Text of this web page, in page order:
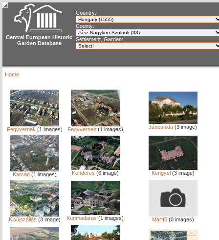
Central European Historic
Garden Database
Country:
County:
Settlement, Garden:
Home
Fegyvernek (1 images) Fegyvernek (1 images) Jánoshida (3 image)
Karcag (1 images) Kenderes (6 image) Kengyel(3 image)
Kisújszállás (3 image) Kunmadaras (1 images) Martfű(0 images)